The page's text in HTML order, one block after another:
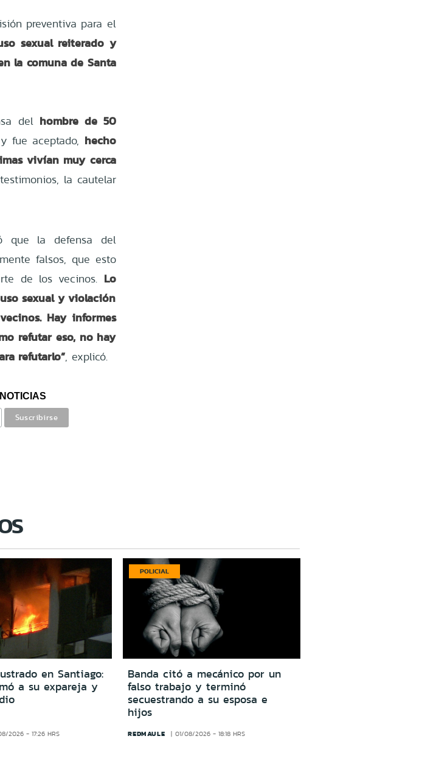
preventiva para el
sexual reiterado y
la comuna de Santa
del hombre de 50
fue aceptado, hecho
vivían muy cerca
la cautelar
que la defensa del
falsos, que esto
de los vecinos. Lo
sexual y violación
Hay informes
refutar eso, no hay
refutarlo”, explicó.
en Santiago:
a su expareja y
2026 - 17:26 HRS
POLICIAL
Banda citó a mecánico por un
falso trabajo y terminó
secuestrando a su esposa e
hijos
REDMAULE 01/08/2026 - 18:18 HRS